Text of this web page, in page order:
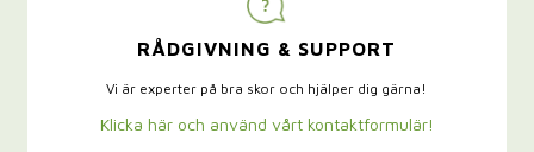
RÅDGIVNING & SUPPORT
Vi är experter på bra skor och hjälper dig gärna!
Klicka här och använd vårt kontaktformulär!